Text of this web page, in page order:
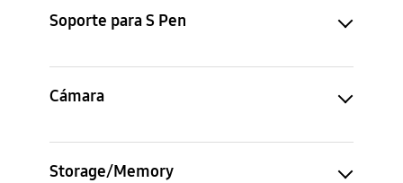
Soporte para S Pen
Cámara
Storage/Memory